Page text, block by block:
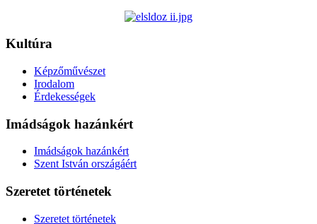
Kultúra
Képzőművészet
Irodalom
Érdekességek
Imádságok hazánkért
Imádságok hazánkért
Szent István országáért
Szeretet történetek
Szeretet történetek